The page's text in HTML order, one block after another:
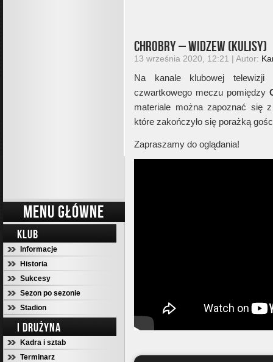
MENU GŁÓWNE
KLUB
Informacje
Historia
Sukcesy
Sezon po sezonie
Stadion
I DRUŻYNA
Kadra i sztab
Terminarz
Chrobry – Widzew (kulisy)
13 września 2020, 12:21 | Autor:
Na kanale klubowej telewizji
czwartkowego meczu pomiędzy
materiale można zapoznać się
które zakończyło się porażką
Zapraszamy do oglądania!